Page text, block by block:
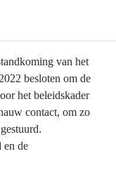
van het
besloten om de
het beleidskader
contact, om zo
en de